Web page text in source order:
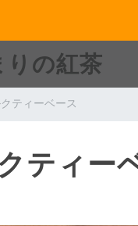
りの紅茶
クティーベース
ティー